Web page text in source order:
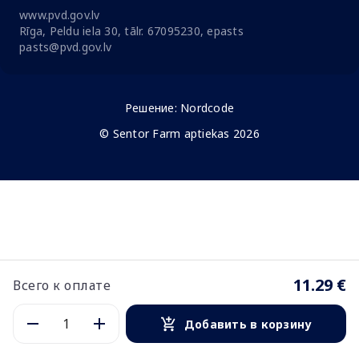
Всего к оплате 11.29 €
Добавить в корзину
www.pvd.gov.lv
Rīga, Peldu iela 30, tālr. 67095230, epasts
pasts@pvd.gov.lv
Решение: Nordcode
© Sentor Farm aptiekas 2026